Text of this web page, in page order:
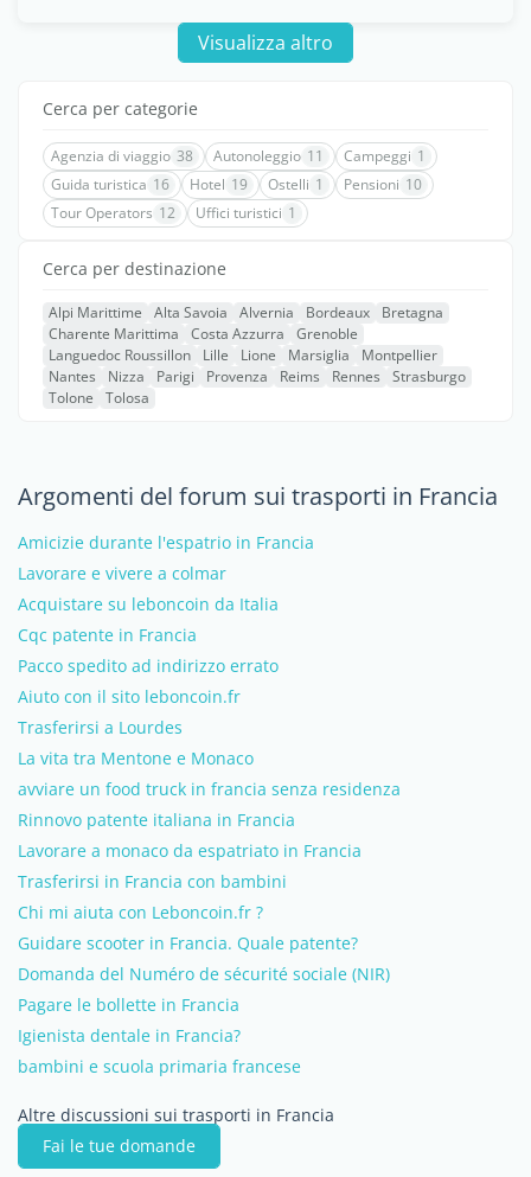
Visualizza altro
Cerca per categorie
Agenzia di viaggio 38 Autonoleggio 11 Campeggi 1
Guida turistica 16 Hotel 19 Ostelli 1 Pensioni 10
Tour Operators 12 Uffici turistici 1
Cerca per destinazione
Alpi Marittime Alta Savoia Alvernia Bordeaux
Bretagna
Charente Marittima
Costa Azzurra
Grenoble
Languedoc Roussillon
Lille Lione Marsiglia
Montpellier
Nantes
Nizza Parigi Provenza Reims Rennes
Strasburgo
Tolone
Tolosa
Argomenti del forum sui trasporti in Francia
Amicizie durante l'espatrio in Francia
Lavorare e vivere a colmar
Acquistare su leboncoin da Italia
Cqc patente in Francia
Pacco spedito ad indirizzo errato
Aiuto con il sito leboncoin.fr
Trasferirsi a Lourdes
La vita tra Mentone e Monaco
avviare un food truck in francia senza residenza
Rinnovo patente italiana in Francia
Lavorare a monaco da espatriato in Francia
Trasferirsi in Francia con bambini
Chi mi aiuta con Leboncoin.fr ?
Guidare scooter in Francia. Quale patente?
Domanda del Numéro de sécurité sociale (NIR)
Pagare le bollette in Francia
Igienista dentale in Francia?
bambini e scuola primaria francese
Altre discussioni sui trasporti in Francia
Fai le tue domande